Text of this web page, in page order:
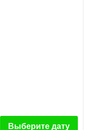
Выберите дату